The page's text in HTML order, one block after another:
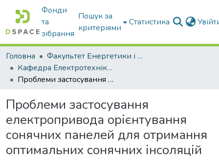
Фонди
та
зібрання
Пошук за
критеріями
Статистика
Головна
Факультет Енергетики і комп'ютерних технологій
Кафедра Електротехніки і електромеханіки ім. проф. В.В. Овчарова
Проблеми застосування електропривода орієнтування сонячних панелей для отримання оптимальних сонячних інсоляцій
Проблеми застосування
електропривода орієнтування
сонячних панелей для отримання
оптимальних сонячних інсоляцій